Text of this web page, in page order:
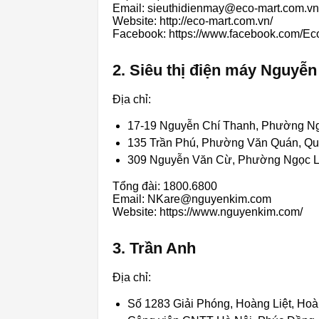
Email: sieuthidienmay@eco-
Website: http://eco-mart.com.vn/
Facebook: https://www.facebook.com/
2. Siêu thị điện máy
Địa chỉ:
17-19 Nguyễn Chí Thanh, Phường
135 Trần Phú, Phường Văn Quán,
309 Nguyễn Văn Cừ, Phường Ngọc
Tổng đài: 1800.6800
Email: NKare@nguyenkim.com
Website: https://www.nguyenkim.com/
3. Trần Anh
Địa chỉ:
Số 1283 Giải Phóng, Hoàng Liệt,